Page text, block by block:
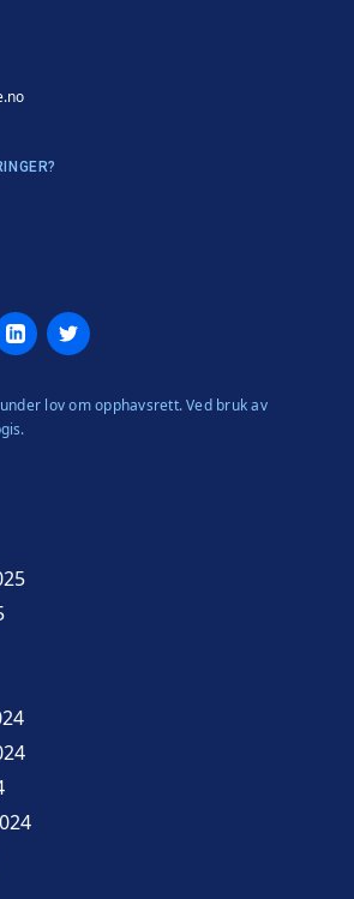
Twitter
lov om opphavsrett. Ved bruk av